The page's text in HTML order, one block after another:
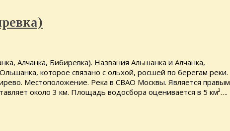
Алчанка, Бибиревка). Названия Альшанка и Алчанка,
которое связано с ольхой, росшей по берегам реки.
Местоположение. Река в СВАО Москвы. Является правым
около 3 км. Площадь водосбора оценивается в 5 км²….